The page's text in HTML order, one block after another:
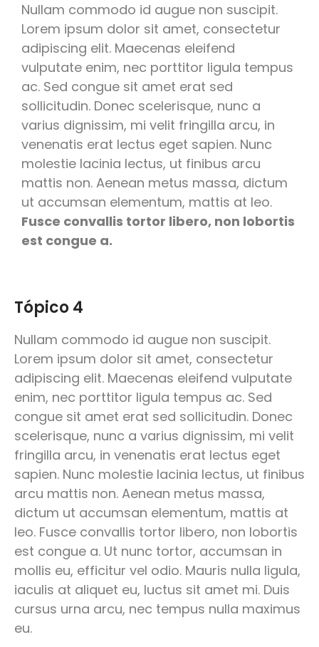
Nullam commodo id augue non suscipit.
Lorem ipsum dolor sit amet, consectetur
adipiscing elit. Maecenas eleifend
vulputate enim, nec porttitor ligula tempus
ac. Sed congue sit amet erat sed
sollicitudin. Donec scelerisque, nunc a
varius dignissim, mi velit fringilla arcu, in
venenatis erat lectus eget sapien. Nunc
molestie lacinia lectus, ut finibus arcu
mattis non. Aenean metus massa, dictum
ut accumsan elementum, mattis at leo.
Fusce convallis tortor libero, non lobortis
est congue a.
Tópico 4
Nullam commodo id augue non suscipit.
Lorem ipsum dolor sit amet, consectetur
adipiscing elit. Maecenas eleifend vulputate
enim, nec porttitor ligula tempus ac. Sed
congue sit amet erat sed sollicitudin. Donec
scelerisque, nunc a varius dignissim, mi velit
fringilla arcu, in venenatis erat lectus eget
sapien. Nunc molestie lacinia lectus, ut finibus
arcu mattis non. Aenean metus massa,
dictum ut accumsan elementum, mattis at
leo. Fusce convallis tortor libero, non lobortis
est congue a. Ut nunc tortor, accumsan in
mollis eu, efficitur vel odio. Mauris nulla ligula,
iaculis at aliquet eu, luctus sit amet mi. Duis
cursus urna arcu, nec tempus nulla maximus
eu.